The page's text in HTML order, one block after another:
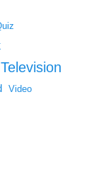
Television
Video